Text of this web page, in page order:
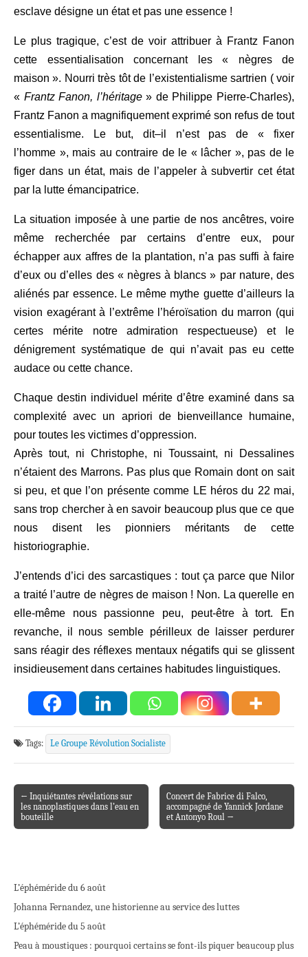
esclave désigne un état et pas une essence !
Le plus tragique, c’est de voir attribuer à Frantz Fanon
cette essentialisation concernant les « nègres de
maison ». Nourri très tôt de l’existentialisme sartrien ( voir
« Frantz Fanon, l’héritage» de Philippe Pierre-Charles),
Frantz Fanon a magnifiquement exprimé son refus de tout
essentialisme. Le but, dit–il n’est pas de« fixer
l’homme », mais au contraire de le « lâcher », pas de le
figer dans un état, mais de l’appeler à subvertir cet état
par la lutte émancipatrice.
La situation imposée à une partie de nos ancêtres, voire
même recherchée par certains d’entre eux, pour
échapper aux affres de la plantation, n’a pas suffi à faire
d’eux ou d’elles des « nègres à blancs » par nature, des
aliénés par essence. Le même mythe guette d’ailleurs la
vision exagérant à l’extrême l’héroïsation du marron (qui
certes mérite notre admiration respectueuse) et le
dénigrement systématique de qui n’avait pas eu cette
audace ou cette chance.
Chaque destin individuel mérite d’être examiné dans sa
complexité avec un apriori de bienveillance humaine,
pour toutes les victimes d’oppression.
Après tout, ni Christophe, ni Toussaint, ni Dessalines
n’étaient des Marrons. Pas plus que Romain dont on sait
si peu, et que l’on présente comme LE héros du 22 mai,
sans trop chercher à en savoir beaucoup plus que ce que
nous disent les pionniers méritants de cette
historiographie.
J’entends d’ici des sarcastiques : tout ça parce que Nilor
a traité l’autre de nègres de maison ! Non. La querelle en
elle-même nous passionne peu, peut-être à tort. En
revanche, il nous semble périlleux de laisser perdurer
sans réagir des réflexes mentaux négatifs qui se glissent
insidieusementdans certaines habitudes linguistiques.
Tags: Le Groupe Révolution Socialiste
Post navigation
← Inquiétantes révélations sur
les nanoplastiques dans l’eau en
bouteille
Concert de Fabrice di Falco,
accompagné de Yannick Jordane
et Antonyo Roul →
L’éphéméride du 6 août
Johanna Fernandez, une historienne au service des luttes
L’éphéméride du 5 août
Peau à moustiques : pourquoi certains se font-ils piquer beaucoup plus